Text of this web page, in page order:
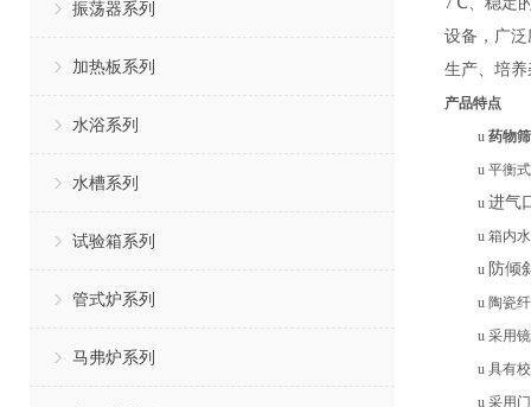
振荡器系列
加热板系列
水浴系列
水槽系列
试验箱系列
管式炉系列
马弗炉系列
设备，广
生产、培
产品特点
u 药物
u 平衡
u 进气
u 箱内
u 防倾
u 陶瓷
u 采用
u 具有
u 采用